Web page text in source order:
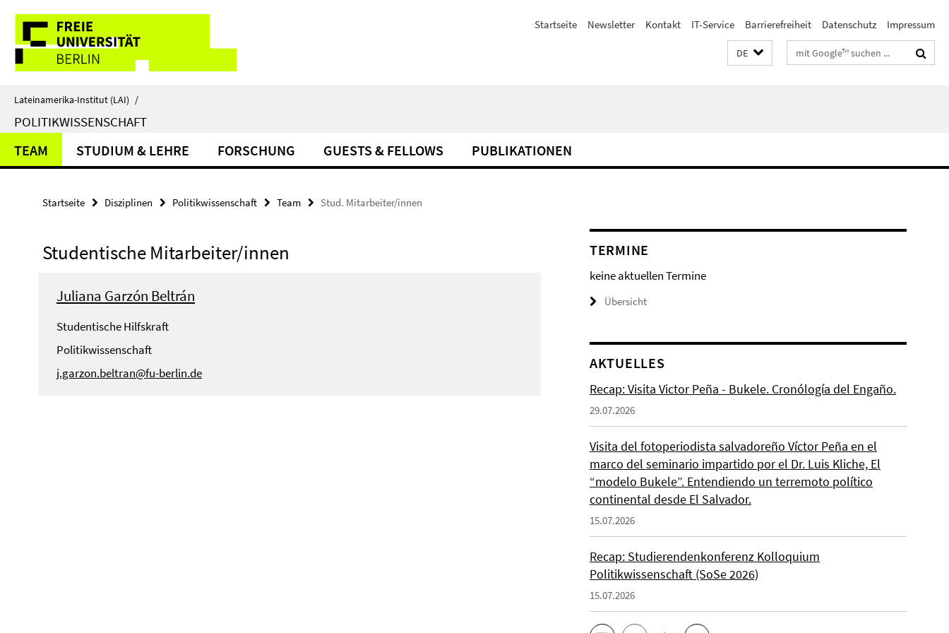
direkt
Inhalt
Service-
Navigation
Startseite Newsletter Kontakt IT-Service Barrierefreiheit Datenschutz Impressum
DE Suchbegriffe
Lateinamerika-Institut (LAI) /
POLITIKWISSENSCHAFT
TEAM STUDIUM & LEHRE FORSCHUNG GUESTS & FELLOWS PUBLIKATIONEN
Startseite Disziplinen Politikwissenschaft Team Stud. Mitarbeiter/innen
Studentische Mitarbeiter/innen
Juliana Garzón Beltrán
Studentische Hilfskraft
Politikwissenschaft
j.garzon.beltran@fu-berlin.de
TERMINE
keine aktuellen Termine
Übersicht
AKTUELLES
Recap: Visita Victor Peña - Bukele. Cronólogía del Engaño.
29.07.2026
Visita del fotoperiodista salvadoreño Víctor Peña en el
marco del seminario impartido por el Dr. Luis Kliche, El
“modelo Bukele”. Entendiendo un terremoto político
continental desde El Salvador.
15.07.2026
Recap: Studierendenkonferenz Kolloquium
Politikwissenschaft (SoSe 2026)
15.07.2026